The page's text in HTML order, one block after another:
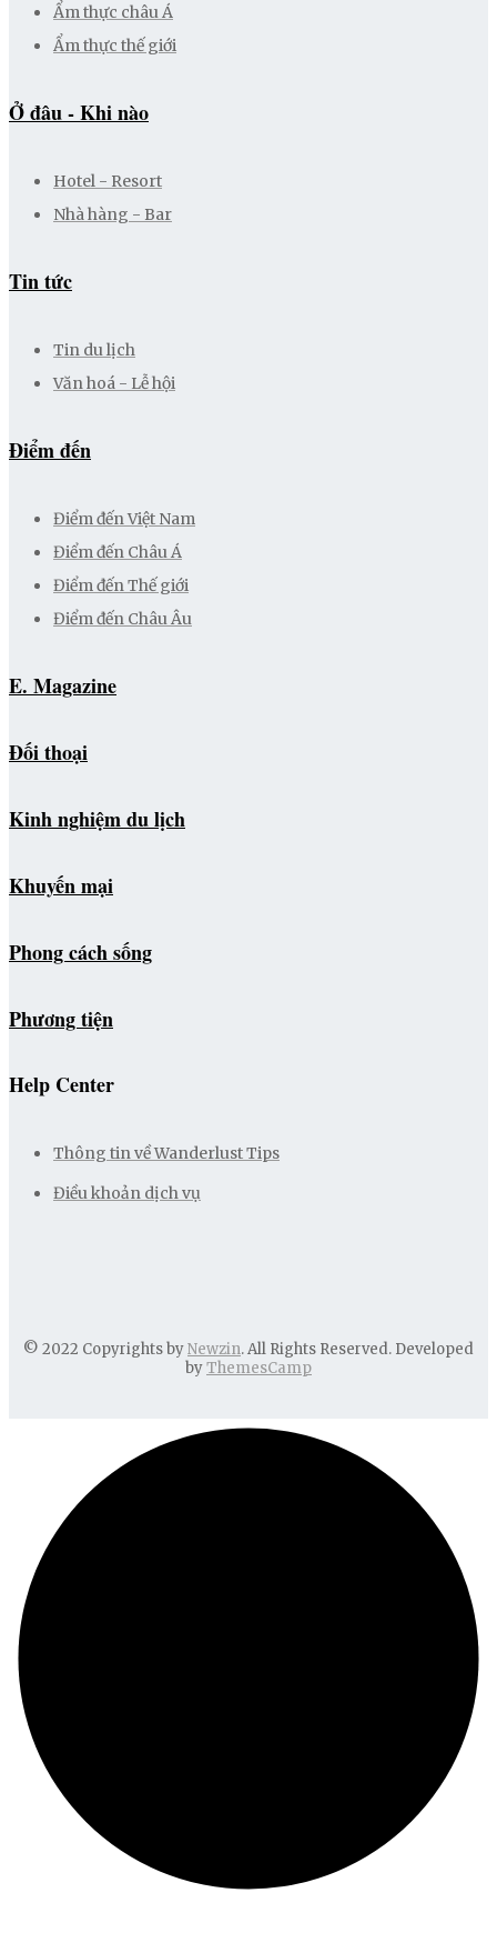
Ẩm thực châu Á
Ẩm thực thế giới
Ở đâu - Khi nào
Hotel - Resort
Nhà hàng - Bar
Tin tức
Tin du lịch
Văn hoá - Lễ hội
Điểm đến
Điểm đến Việt Nam
Điểm đến Châu Á
Điểm đến Thế giới
Điểm đến Châu Âu
E. Magazine
Đối thoại
Kinh nghiệm du lịch
Khuyến mại
Phong cách sống
Phương tiện
Help Center
Thông tin về Wanderlust Tips
Điều khoản dịch vụ
© 2022 Copyrights byNewzin. All Rights Reserved. Developed
byThemesCamp